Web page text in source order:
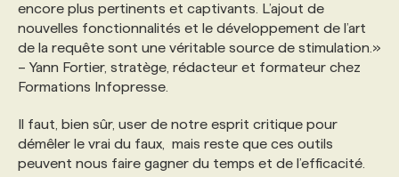
encore plus pertinents et captivants. L’ajout de
nouvelles fonctionnalités et le développement de l’art
de la requête sont une véritable source de stimulation.»
– Yann Fortier, stratège, rédacteur et formateur chez
Formations Infopresse.
Il faut, bien sûr, user de notre esprit critique pour
démêler le vrai du faux, mais reste que ces outils
peuvent nous faire gagner du temps et de l’efficacité.